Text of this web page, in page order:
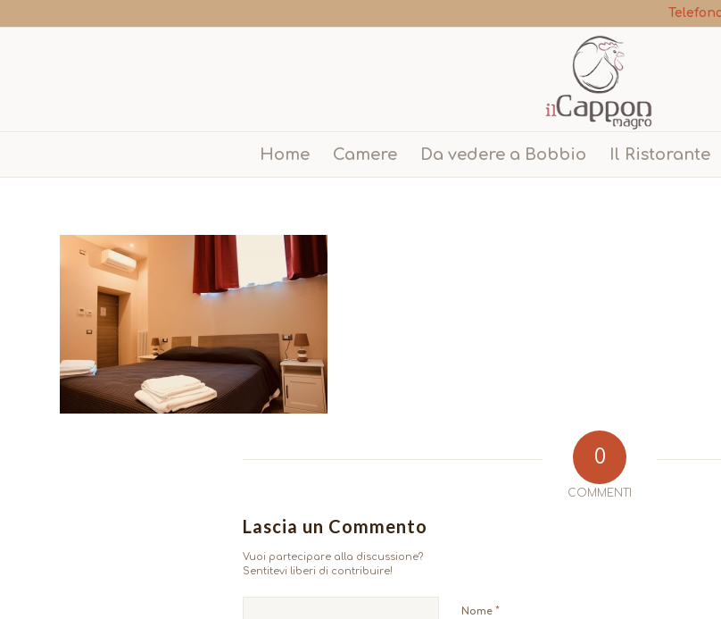
Home Camere Da vedere a Bobbio Il Ristorante
0
COMMENTI
Lascia un Commento
Vuoi partecipare alla discussione?
Sentitevi liberi di contribuire!
Nome *